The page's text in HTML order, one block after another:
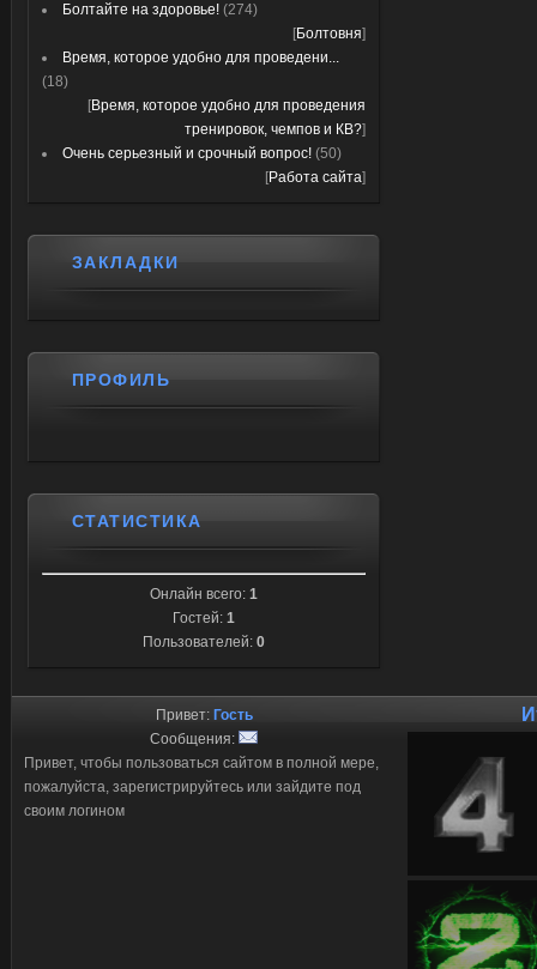
Болтайте на здоровье! (274)
[Болтовня]
Время, которое удобно для проведени...
(18)
[Время, которое удобно для проведения
тренировок, чемпов и КВ?]
Очень серьезный и срочный вопрос! (50)
[Работа сайта]
ЗАКЛАДКИ
ПРОФИЛЬ
СТАТИСТИКА
Онлайн всего: 1
Гостей: 1
Пользователей: 0
Привет: Гость
Сообщения:
Привет, чтобы пользоваться сайтом в полной мере,
пожалуйста, зарегистрируйтесь или зайдите под
своим логином